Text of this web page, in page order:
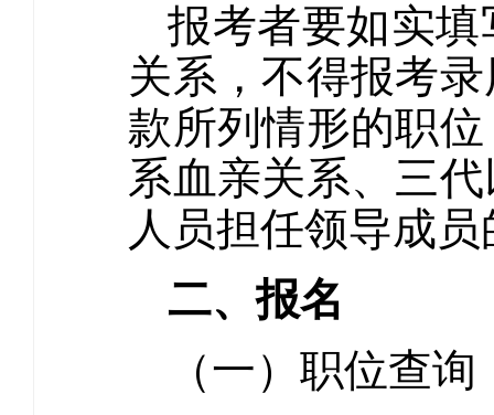
报考者要如实
关系，不得报考
款所列情形的职
系血亲关系、三
人员担任领导成
二、报名
（一）职位查询